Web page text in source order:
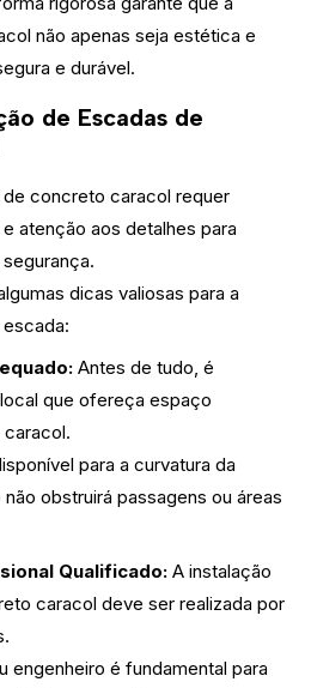
não apenas seja estética e
e durável.
de Escadas de
concreto caracol requer
atenção aos detalhes para
dicas valiosas para a
Antes de tudo, é
que ofereça espaço
para a curvatura da
obstruirá passagens ou áreas
Qualificado: A instalação
caracol deve ser realizada por
engenheiro é fundamental para